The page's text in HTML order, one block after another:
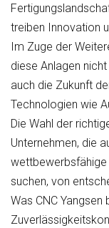
treiben Innovation
Im Zuge der
diese Anlagen
auch die Zukunft
Technologien wie
Die Wahl der
Unternehmen, die
wettbewerbsfähige
suchen, von
Was CNC